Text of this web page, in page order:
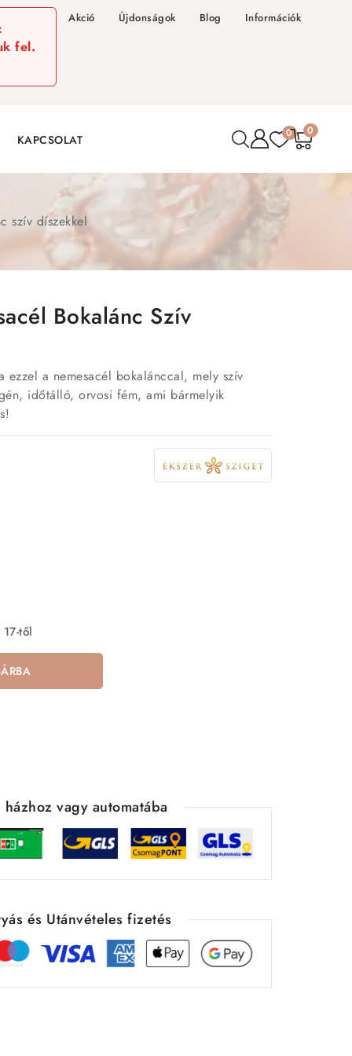
fel.
Akció Újdonságok Blog Információk
KAPCSOLAT 0 0
szív díszekkel
Bokalánc Szív
ezzel a nemesacél bokalánccal, mely szív
időtálló, orvosi fém, ami bármelyik
től
házhoz vagy automatába
és Utánvételes fizetés